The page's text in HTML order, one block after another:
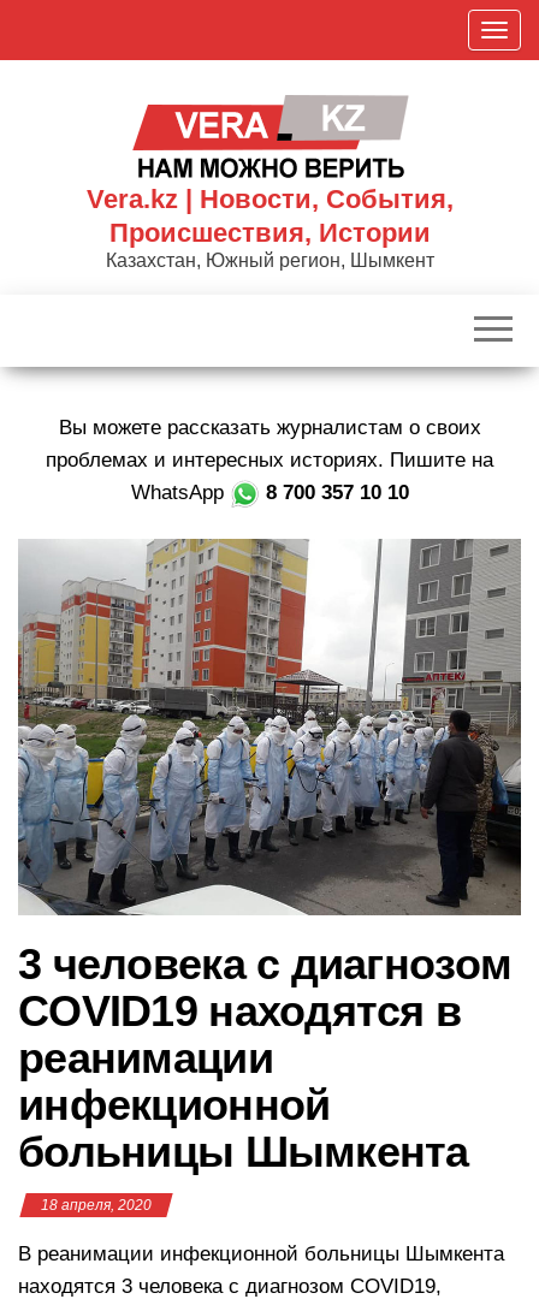
П
о
к
р
в
и
г
а
ц
и
ю
Vera.kz | Новости, События,
Происшествия, Истории
Казахстан, Южный регион, Шымкент
Вы можете рассказать журналистам о своих
проблемах и интересных историях. Пишите на
WhatsApp
8 700 357 10 10
3 человека с диагнозом
COVID19 находятся в
реанимации
инфекционной
больницы Шымкента
18 апреля, 2020
В реанимации инфекционной больницы Шымкента
находятся 3 человека с диагнозом COVID19,